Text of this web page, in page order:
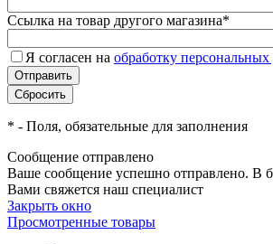
Ссылка на товар другого магазина*
Я согласен на обработку
* - Поля, обязательные для заполнения
Сообщение отправлено
Ваше сообщение успешно отправлено. В
Вами свяжется наш специалист
Закрыть окно
Просмотренные товары